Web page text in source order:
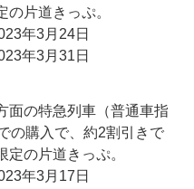
片道きっぷ。
年3月24日
年3月31日
の特急列車（普通車指
の購入で、約2割引きで
の片道きっぷ。
年3月17日